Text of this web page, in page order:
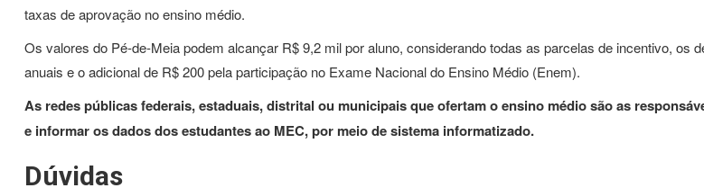
taxas de aprovação no ensino médio.
Os valores do Pé-de-Meia podem alcançar R$ 9,2 mil por aluno, considerando todas as parcelas de incentivo, os
anuais e o adicional de R$ 200 pela participação no Exame Nacional do Ensino Médio (Enem).
As redes públicas federais, estaduais, distrital ou municipais que ofertam o ensino médio são as
e informar os dados dos estudantes ao MEC, por meio de sistema informatizado.
Dúvidas